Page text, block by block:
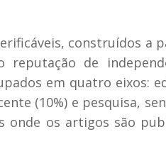
construídos a
de
em quatro eixos:
(10%) e pesquisa,
onde os artigos são